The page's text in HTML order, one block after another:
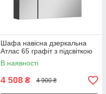
Шафа навісна дзеркальна
Атлас 65 графіт з підсвіткою
В наявності
4 508 ₴ 4 900 ₴